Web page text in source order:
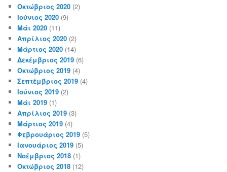
Οκτώβριος 2020 (2)
Ιούνιος 2020 (9)
Μάι 2020 (11)
Απρίλιος 2020 (2)
Μάρτιος 2020 (14)
Δεκέμβριος 2019 (6)
Οκτώβριος 2019 (4)
Σεπτέμβριος 2019 (4)
Ιούνιος 2019 (2)
Μάι 2019 (1)
Απρίλιος 2019 (3)
Μάρτιος 2019 (4)
Φεβρουάριος 2019 (5)
Ιανουάριος 2019 (5)
Νοέμβριος 2018 (1)
Οκτώβριος 2018 (12)